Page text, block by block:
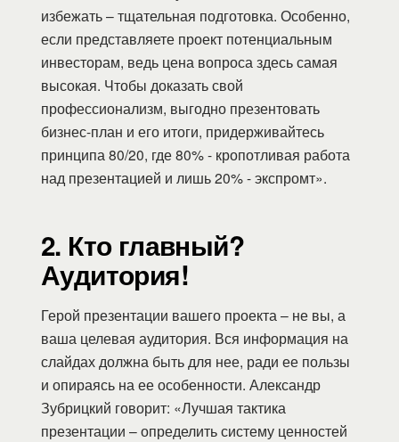
избежать – тщательная подготовка. Особенно,
если представляете проект потенциальным
инвесторам, ведь цена вопроса здесь самая
высокая. Чтобы доказать свой
профессионализм, выгодно презентовать
бизнес-план и его итоги, придерживайтесь
принципа 80/20, где 80% - кропотливая работа
над презентацией и лишь 20% - экспромт».
2. Кто главный?
Аудитория!
Герой презентации вашего проекта – не вы, а
ваша целевая аудитория. Вся информация на
слайдах должна быть для нее, ради ее пользы
и опираясь на ее особенности. Александр
Зубрицкий говорит: «Лучшая тактика
презентации – определить систему ценностей